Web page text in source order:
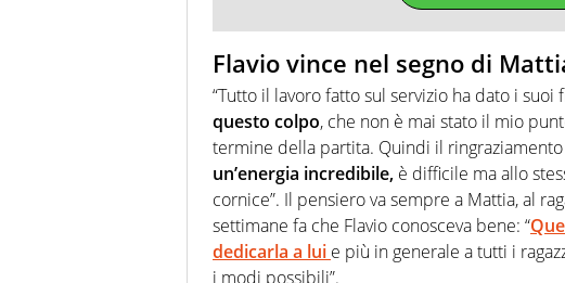
Flavio vince nel segno di
“Tutto il lavoro fatto sul servizio ha dato i suoi
questo colpo, che non è mai stato il mio
termine della partita. Quindi il
un’energia incredibile, è difficile ma allo
cornice”. Il pensiero va sempre a Mattia, al
settimane fa che Flavio conosceva bene: “
dedicarla a lui e più in generale a tutti i
i modi possibili”.